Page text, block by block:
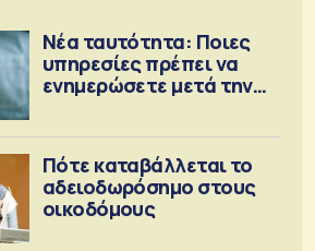
Νέα ταυτότητα: Ποιες
υπηρεσίες πρέπει να
ενημερώσετε μετά την
Πότε καταβάλλεται το
αδειοδωρόσημο στους
οικοδόμους